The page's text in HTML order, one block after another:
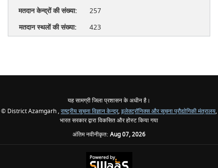
257
423
यह सामग्री जिला प्रशासन के अधीन है।
© District Azamgarh , राष्ट्रीय सूचना विज्ञान केन्द्र, इलेक्ट्रॉनिक्स और सूचना प्रौद्योगिकी मंत्रालय,
भारत सरकार द्वारा विकसित और होस्ट किया गया
अंतिम नवीनीकृत: Aug 07, 2026